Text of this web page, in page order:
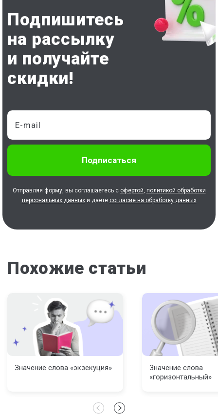
Подпишитесь
на рассылку
и получайте
скидки!
Отправляя форму, вы соглашаетесь с офертой, политикой обработки
персональных данныхи даёте согласие на обработку данных
Похожие статьи
Значение слова «экзекуция»
Значение слова
«горизонтальный»